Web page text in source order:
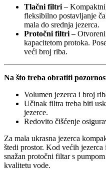
Tlačni filtri –
fleksibilno postavljanje
mala do srednja jezerca.
Protočni filtri –
kapacitetom protoka.
veći broj riba.
Na što treba obratiti
Volumen jezerca i broj
Učinak filtra treba biti
jezerce.
Redovito čišćenje
Za mala ukrasna jezerca
štedi prostor. Kod većih
snažan protočni filtar s
kvalitetu vode.